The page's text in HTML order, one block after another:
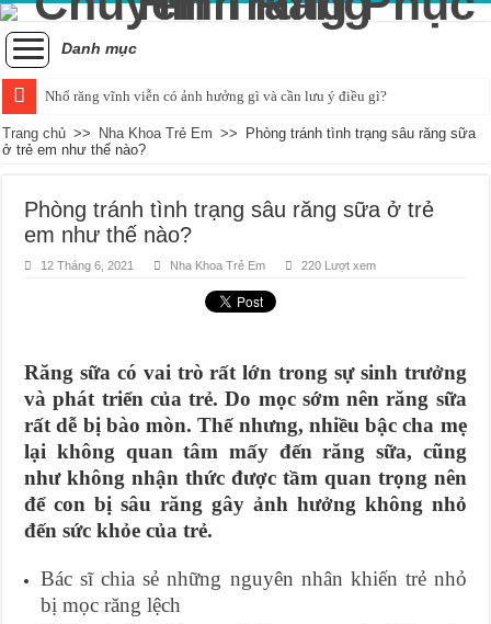
Danh mục
Nhổ răng vĩnh viễn có ảnh hưởng gì và cần lưu ý điều gì?
Tình trạng răng bị đau khi nhai và cách xử lý hiệu quả
Cách nhận biết và khắc phục tình trạng trẻ bị vỡ răng hiệu quả
Nguyên nhân và cách điều trị sưng nướu răng trong cùng hàm dưới
Quá trình mọc răng khôn bắt đầu và kéo dài bao lâu?
Chụp x-quang răng khôn: Khi nào là quyết định hợp lý?
Chảy máu chân răng và dấu hiệu của sự thiếu hụt chất dinh dưỡng
Có nên áp dụng phương pháp đánh răng bằng muối hàng ngày?
Trang chủ >> Nha Khoa Trẻ Em >>
Phòng tránh tình trạng sâu răng sữa
ở trẻ em như thế nào?
Phòng tránh tình trạng sâu răng sữa ở trẻ
em như thế nào?
12 Tháng 6, 2021 Nha Khoa Trẻ Em 220 Lượt xem
Răng sữa có vai trò rất lớn trong sự sinh trưởng
và phát triển của trẻ. Do mọc sớm nên răng sữa
rất dễ bị bào mòn. Thế nhưng, nhiều bậc cha mẹ
lại không quan tâm mấy đến răng sữa, cũng
như không nhận thức được tầm quan trọng nên
để con bị sâu răng gây ảnh hưởng không nhỏ
đến sức khỏe của trẻ.
Bác sĩ chia sẻ những nguyên nhân khiến trẻ nhỏ
bị mọc răng lệch